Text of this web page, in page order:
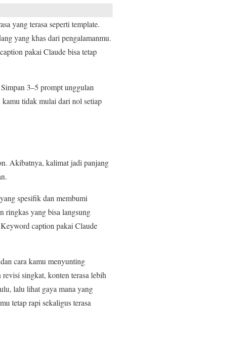
yang terasa seperti template.
yang khas dari pengalamanmu.
pakai Claude bisa tetap
3–5 prompt unggulan
tidak mulai dari nol setiap
Akibatnya, kalimat jadi panjang
spesifik dan membumi
ringkas yang bisa langsung
caption pakai Claude
cara kamu menyunting
singkat, konten terasa lebih
lalu lihat gaya mana yang
tetap rapi sekaligus terasa